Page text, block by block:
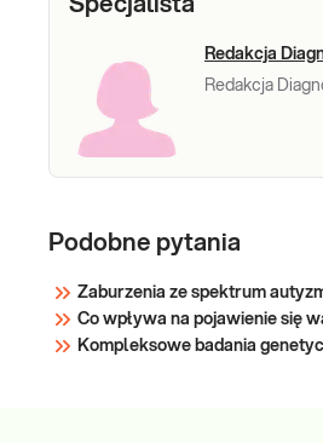
Specjalista
Redakcja
Redakcja
Podobne pytania
Zaburzenia ze spektrum
Co wpływa na pojawienie się
Kompleksowe badania